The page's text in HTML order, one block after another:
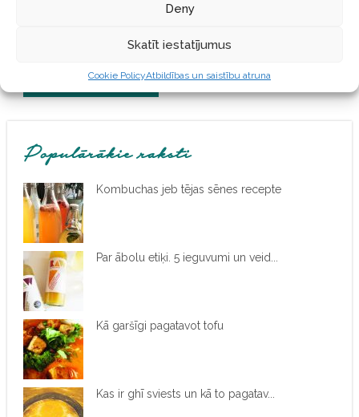
Deny
Skatīt iestatījumus
Cookie PolicyAtbildības un saistību atruna
Populārākie raksti
Kombuchas jeb tējas sēnes recepte
Par ābolu etiķi. 5 ieguvumi un veid...
Kā garšīgi pagatavot tofu
Kas ir ghī sviests un kā to pagatav...